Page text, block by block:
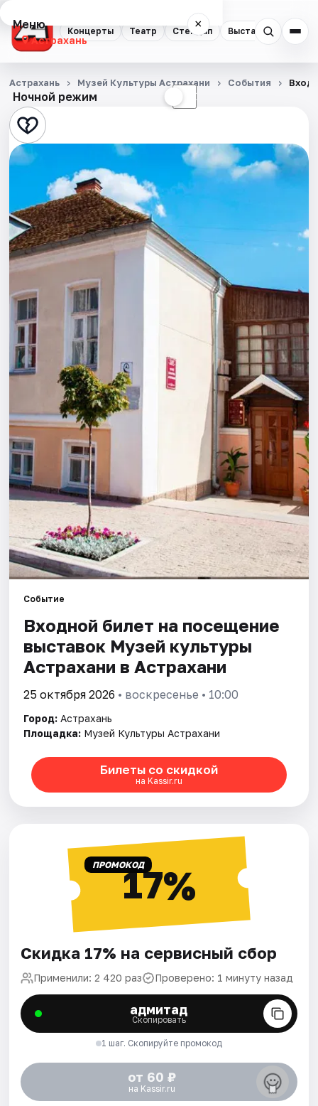
Концерты Театр Стендап Выставки
Меню ×
Астрахань
Концерты
Театр
Стендап
Выставки
Квесты
Экскурсии
Спорт
События
Города
Площадки
Артисты
Рейтинги
Ночной режим ☾
Астрахань Музей Культуры Астрахани События
Событие
Входной билет на посещение
выставок Музей культуры
Астрахани в Астрахани
25 октября 2026 • воскресенье • 10:00
Город: Астрахань
Площадка: Музей Культуры Астрахани
Билеты со скидкой
на Kassir.ru
ПРОМОКОД17%
Скидка 17% на сервисный сбор
Применили: 2 420 раз Проверено: 1 минуту назад
адмитад
Скопировать
1 шаг. Скопируйте промокод
от 60 ₽
на Kassir.ru